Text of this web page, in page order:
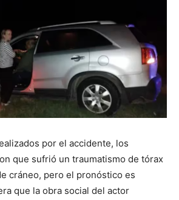
por el accidente, los
que sufrió un traumatismo de tórax
cráneo, pero el pronóstico es
que la obra social del actor